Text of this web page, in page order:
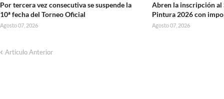
Por tercera vez consecutiva se suspende la
10ª fecha del Torneo Oficial
Agosto 07, 2026
Abren la inscripción al
Pintura 2026 con
Agosto 07, 2026
Artículo Anterior